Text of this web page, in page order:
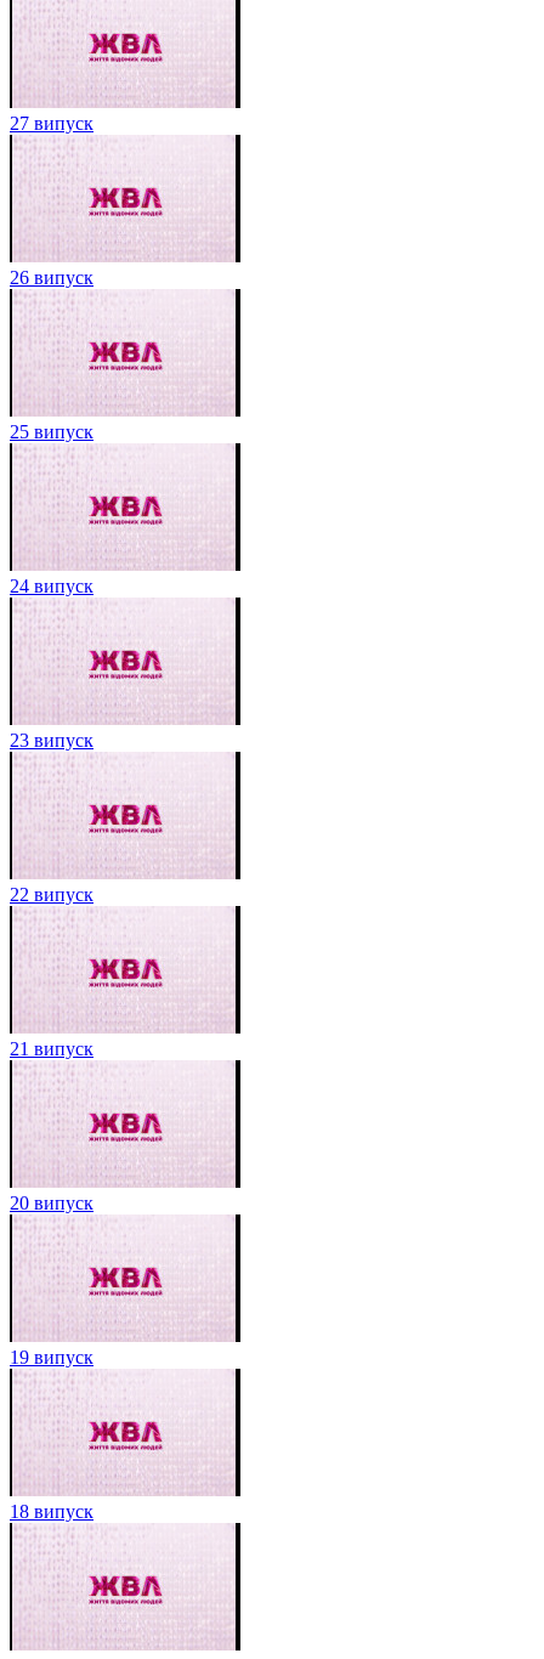
27 випуск
26 випуск
25 випуск
24 випуск
23 випуск
22 випуск
21 випуск
20 випуск
19 випуск
18 випуск